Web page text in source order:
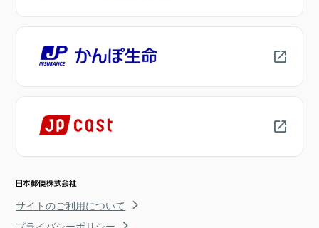
サイトのご利用について